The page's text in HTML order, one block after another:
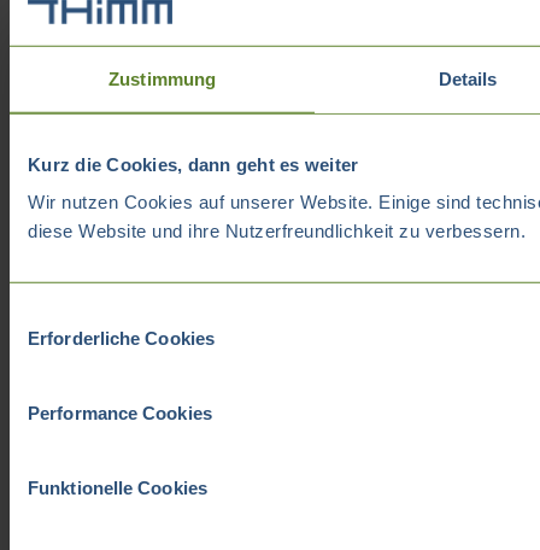
Zustimmung Details
Kurz die Cookies, dann geht es weiter
Wir nutzen Cookies auf unserer Website. Einige sind
diese Website und ihre Nutzerfreundlichkeit zu verbessern.
Erforderliche Cookies
Performance Cookies
Funktionelle Cookies